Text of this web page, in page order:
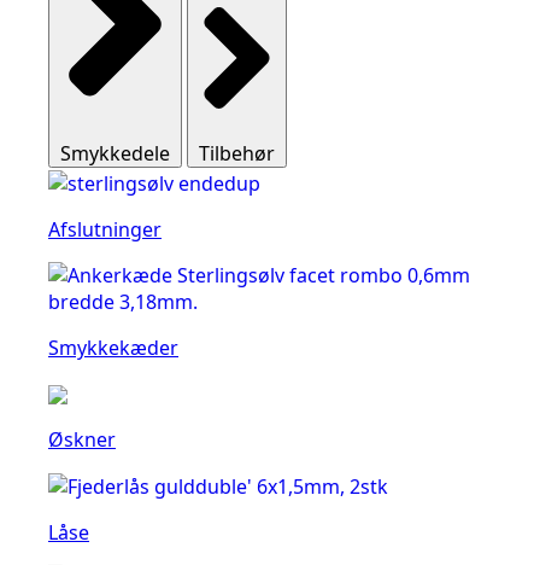
Smykkedele Tilbehør
Afslutninger
Smykkekæder
Øskner
Låse